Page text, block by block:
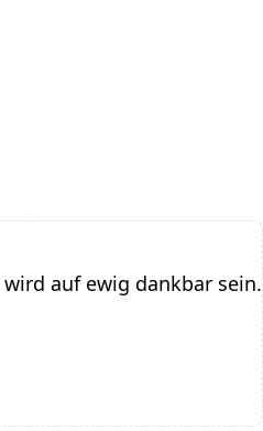
wird auf ewig dankbar sein.